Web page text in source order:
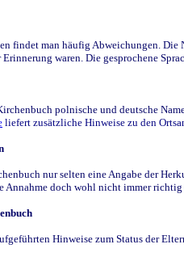
findet man häufig Abweichungen. Die
waren. Die gesprochene
polnische und deutsche
liefert zusätzliche Hinweise zu den
nur selten eine Angabe der
Annahme doch wohl nicht immer
Hinweise zum Status der